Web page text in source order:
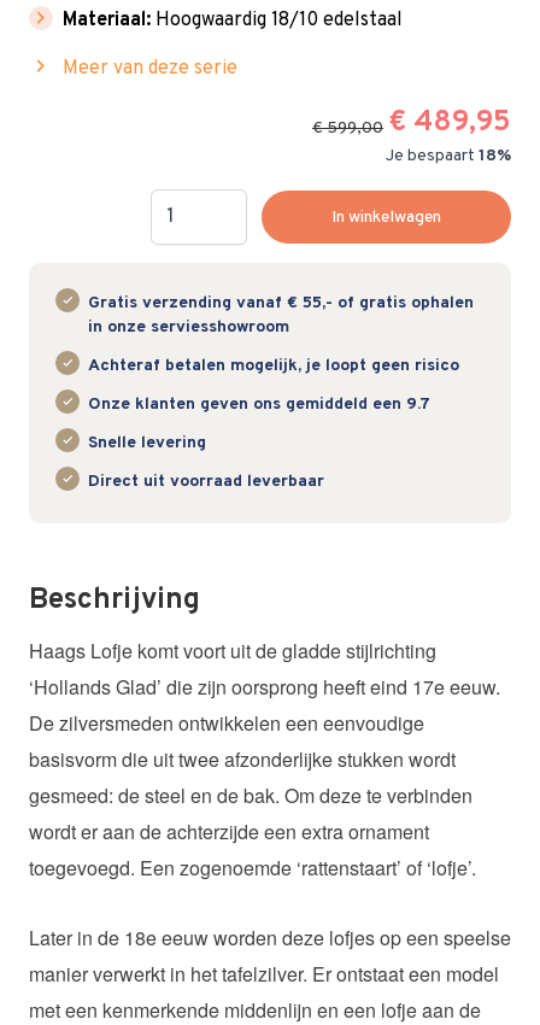
chevron_right Materiaal: Hoogwaardig 18/10 edelstaal
chevron_right Meer van deze serie
€ 599,00 € 489,95
Je bespaart 18%
Hoeveelheid
In winkelwagen
Gratis verzending vanaf € 55,- of gratis ophalen
in onze serviesshowroom
Achteraf betalen mogelijk, je loopt geen risico
Onze klanten geven ons gemiddeld een 9.7
Snelle levering
Direct uit voorraad leverbaar
Beschrijving
Haags Lofje komt voort uit de gladde stijlrichting
‘Hollands Glad’ die zijn oorsprong heeft eind 17e eeuw.
De zilversmeden ontwikkelen een eenvoudige
basisvorm die uit twee afzonderlijke stukken wordt
gesmeed: de steel en de bak. Om deze te verbinden
wordt er aan de achterzijde een extra ornament
toegevoegd. Een zogenoemde ‘rattenstaart’ of ‘lofje’.
Later in de 18e eeuw worden deze lofjes op een speelse
manier verwerkt in het tafelzilver. Er ontstaat een model
met een kenmerkende middenlijn en een lofje aan de